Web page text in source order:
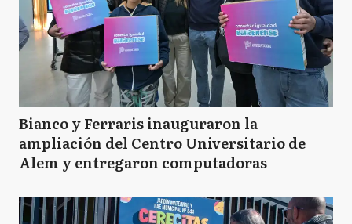
Bianco y Ferraris inauguraron la
ampliación del Centro Universitario de
Alem y entregaron computadoras